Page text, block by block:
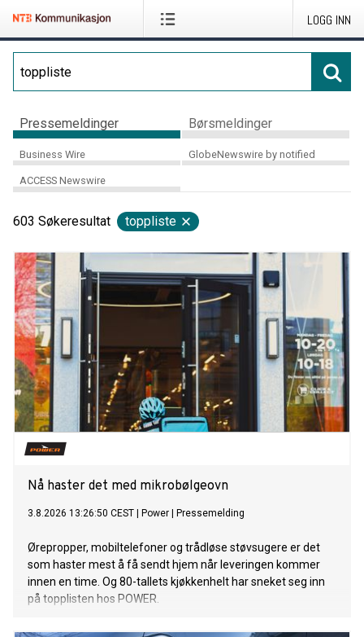
LOGG INN
Pressemeldinger Børsmeldinger
Business Wire GlobeNewswire by notified
ACCESS Newswire
603 Søkeresultat toppliste
Nå haster det med mikrobølgeovn
3.8.2026 13:26:50 CEST Power Pressemelding
Ørepropper, mobiltelefoner og trådløse støvsugere er det
som haster mest å få sendt hjem når leveringen kommer
innen en time. Og 80-tallets kjøkkenhelt har sneket seg inn
på topplisten hos POWER.